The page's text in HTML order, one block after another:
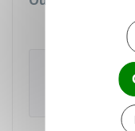
Action
Vous avez la